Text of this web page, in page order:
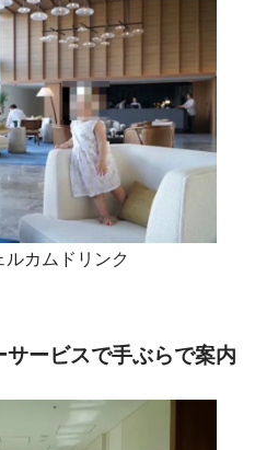
カムドリンク
ービスで手ぶらで案内